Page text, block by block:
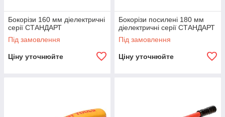
Бокорізи 160 мм діелектричні
серії СТАНДАРТ
Під замовлення
Ціну уточнюйте
Бокорізи посилені 180 мм
діелектричні серії СТАНДАРТ
Під замовлення
Ціну уточнюйте